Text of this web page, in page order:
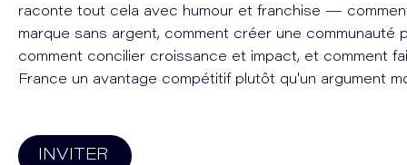
raconte tout cela avec humour et franchise —
marque sans argent, comment créer une communauté
comment concilier croissance et impact, et comment
France un avantage compétitif plutôt qu'un argument
INVITER